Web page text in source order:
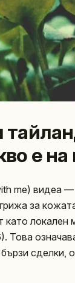
е
me) видеа
за
като
Това
сделки,